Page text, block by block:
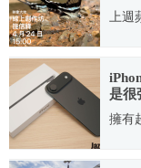
上
2022.04.19
是很
擁有
2025.10.29